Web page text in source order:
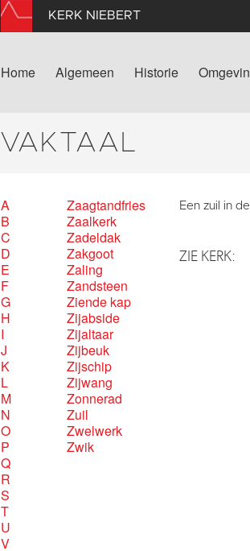
KERK NIEBERT
Home Algemeen Historie
VAKTAAL
A
B
C
D
E
F
G
H
I
J
K
L
M
N
O
P
Q
R
S
T
U
V
Zaagtandfries
Zaalkerk
Zadeldak
Zakgoot
Zaling
Zandsteen
Ziende kap
Zijabside
Zijaltaar
Zijbeuk
Zijschip
Zijwang
Zonnerad
Zuil
Zwelwerk
Zwik
Een zuil in
ZIE KERK: